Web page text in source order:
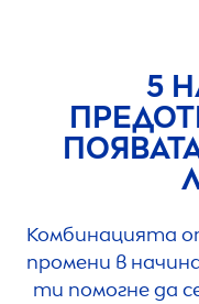
5
Комбинацията
промени в
ти помогне да